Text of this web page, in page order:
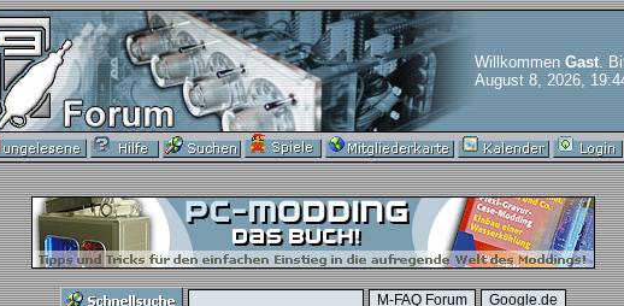
Willkommen Gast.
August 8, 2026,